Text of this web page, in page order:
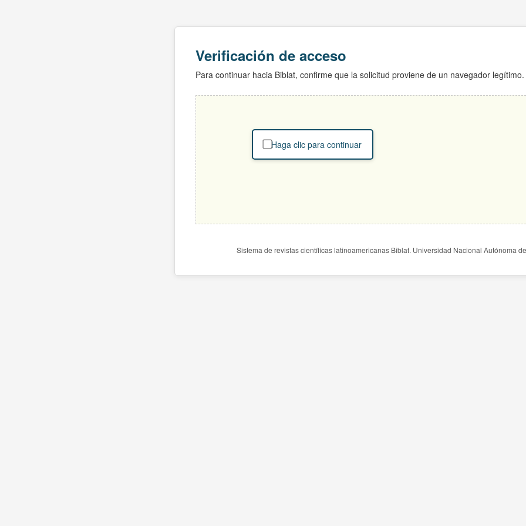
Verificación de acceso
Para continuar hacia Biblat, confirme que la solicitud proviene de un navegador legítimo.
Haga clic para continuar
Sistema de revistas científicas latinoamericanas Biblat. Universidad Nacional Autónoma